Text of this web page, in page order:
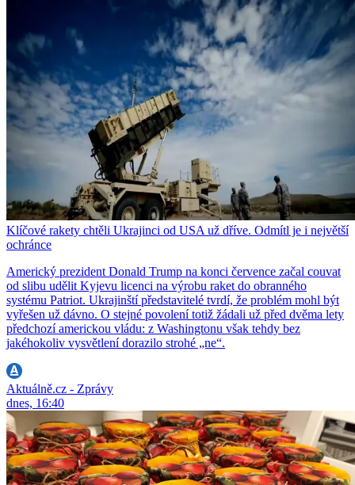
Klíčové rakety chtěli Ukrajinci od USA už dříve. Odmítl je i největší
ochránce
Americký prezident Donald Trump na konci července začal couvat
od slibu udělit Kyjevu licenci na výrobu raket do obranného
systému Patriot. Ukrajinští představitelé tvrdí, že problém mohl být
vyřešen už dávno. O stejné povolení totiž žádali už před dvěma lety
předchozí americkou vládu: z Washingtonu však tehdy bez
jakéhokoliv vysvětlení dorazilo strohé „ne“.
Aktuálně.cz - Zprávy
dnes, 16:40